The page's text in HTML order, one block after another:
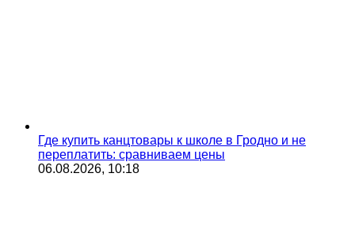
Где купить канцтовары к школе в Гродно и не
переплатить: сравниваем цены
06.08.2026, 10:18